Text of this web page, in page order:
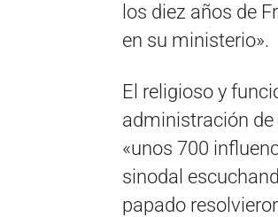
los diez años de
en su ministerio».
El religioso y
administración
«unos 700
sinodal
papado